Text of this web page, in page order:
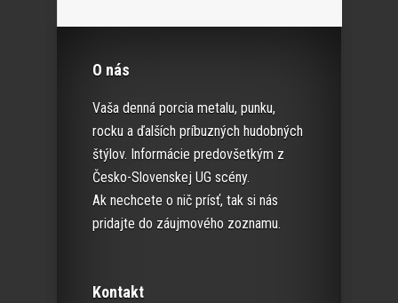
O nás
Vaša denná porcia metalu, punku,
rocku a ďalších príbuzných hudobných
štýlov. Informácie predovšetkým z
Česko-Slovenskej UG scény.
Ak nechcete o nič prísť, tak si nás
pridajte do záujmového zoznamu.
Kontakt